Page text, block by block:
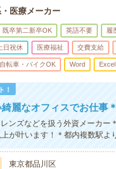
医療メーカー
既卒第二新卒OK 英語不要 履
日祝休 医療福祉 交費支給
自転車・バイクOK Word Excel
！
麗なオフィスでお仕事
ンズなどを扱う外資メーカー
が叶います！＊都内複数駅よ
東京都品川区